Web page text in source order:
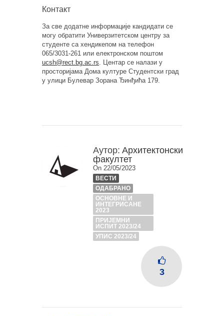
Контакт
За све додатне информације кандидати се
могу обратити Универзитетском центру за
студенте са хендикепом на телефон
065/3031-261 или електронском поштом
ucsh@rect.bg.ac.rs . Центар се налази у
просторијама Дома културе Студентски град
у улици Булевар Зорана Ђинђића 179.
Аутор: Архитектонски
факултет
On 22/05/2023
ВЕСТИ
ОДАБРАНО
ОСНОВНЕ И
ИНТЕГРИСАНЕ
2023
ПРИЈЕМНИ
ИСПИТ 2023/24
УПИС 2023/24
3